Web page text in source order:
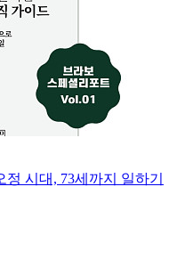
시대, 73세까지 일하기